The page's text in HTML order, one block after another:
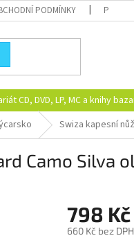
PODMÍNKY
CD, DVD, LP, MC a knihy
Swiza kapesní
Camo Silva
798 Kč
660 Kč bez DPH